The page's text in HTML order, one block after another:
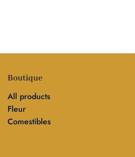
Boutique
All products
Fleur
Comestibles